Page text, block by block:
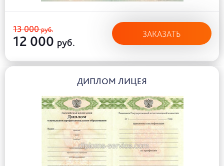
13 000руб.
12 000 руб.
ЗАКАЗАТЬ
ДИПЛОМ ЛИЦЕЯ